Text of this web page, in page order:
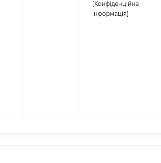
[Конфіденційна
інформація]